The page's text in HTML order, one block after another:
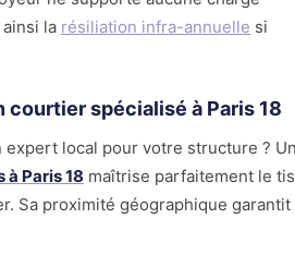
la résiliation infra-annuelle si
courtier spécialisé à Paris 18
local pour votre structure ?
Paris 18 maîtrise parfaitement le
Sa proximité géographique garantit